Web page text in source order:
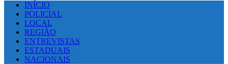
INÍCIO
POLICIAL
LOCAL
REGIÃO
ENTREVISTAS
ESTADUAIS
NACIONAIS